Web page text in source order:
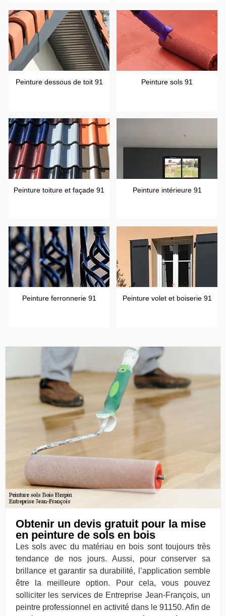
Peinture dessous de toit 91 Peinture sols 91
Peinture toiture et façade 91 Peinture intérieure 91
Peinture ferronnerie 91 Peinture volet et boiserie 91
Obtenir un devis gratuit pour la mise
en peinture de sols en bois
Les sols avec du matériau en bois sont toujours très
tendance de nos jours. Aussi, pour conserver sa
brillance et garantir sa durabilité, l’application semble
être la meilleure option. Pour cela, vous pouvez
solliciter les services de Entreprise Jean-François, un
peintre professionnel en activité dans le 91150. Afin de